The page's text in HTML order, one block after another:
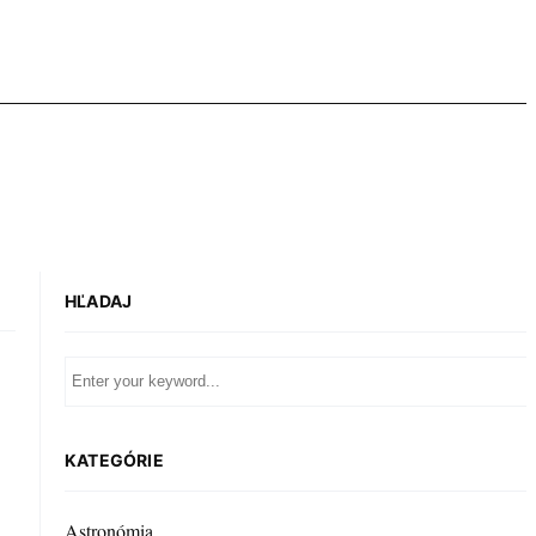
HĽADAJ
KATEGÓRIE
Astronómia